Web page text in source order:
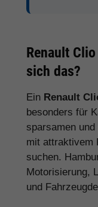
Renault
sich das?
Ein Renault
besonders für
sparsamen
mit attraktivem
suchen.
Motorisierung,
und